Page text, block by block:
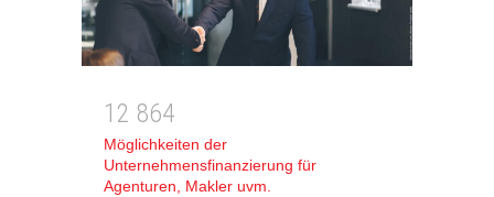
1 2 864
Möglichkeiten der
Unternehmensfinanzierung für
Agenturen, Makler uvm.